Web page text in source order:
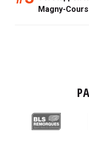
Magny-Cours